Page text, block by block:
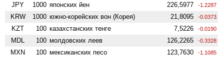
JPY 1000 японских йен 226,5977 -1.2287
KRW 1000 южно-корейских вон (Корея) 21,8095 -0.0373
KZT 100 казахстанских тенге 7,5226 -0.0190
MDL 100 молдовских леев 126,2265 -0.3328
MXN 100 мексиканских песо 123,7630 -1.1085